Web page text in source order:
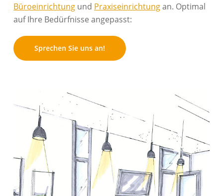
Büroeinrichtung und Praxiseinrichtungan. Optimal
auf Ihre Bedürfnisse angepasst:
Sprechen Sie uns an!